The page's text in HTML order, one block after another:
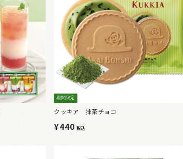
期間限定
クッキア 抹茶チョコ
¥440税込